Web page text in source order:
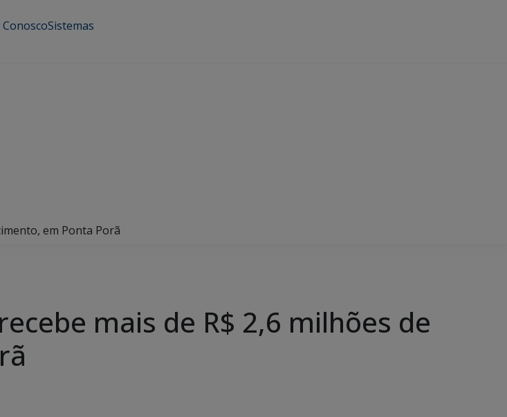
ConoscoSistemas
em Ponta Porã
mais de R$ 2,6 milhões de